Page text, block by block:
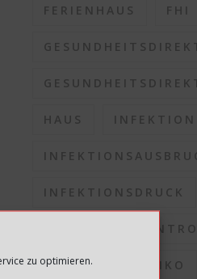
zu optimieren.
FERIENHAUS FHI
HAUS INFEKTION
INFEKTIONSDRUCK
INFEKTIONSRISIKO